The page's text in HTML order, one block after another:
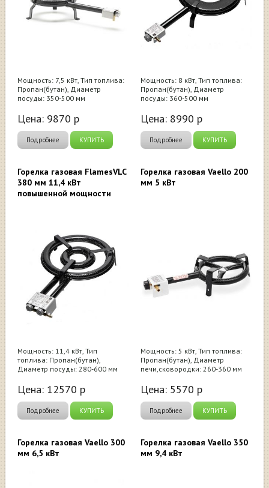
Мощность: 7,5 кВт, Тип топлива:
Пропан(бутан), Диаметр
посуды: 350-500 мм
Цена: 9870 р
Подробнее КУПИТЬ
Мощность: 8 кВт, Тип топлива:
Пропан(бутан), Диаметр
посуды: 360-500 мм
Цена: 8990 р
Подробнее КУПИТЬ
Горелка газовая FlamesVLC
380 мм 11,4 кВт
повышенной мощности
Мощность: 11,4 кВт, Тип
топлива: Пропан(бутан),
Диаметр посуды: 280-600 мм
Цена: 12570 р
Подробнее КУПИТЬ
Горелка газовая Vaello 200
мм 5 кВт
Мощность: 5 кВт, Тип топлива:
Пропан(бутан), Диаметр
печи,сковородки: 260-360 мм
Цена: 5570 р
Подробнее КУПИТЬ
Горелка газовая Vaello 300
мм 6,5 кВт
Горелка газовая Vaello 350
мм 9,4 кВт